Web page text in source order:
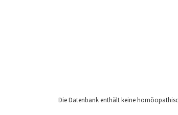
Die Datenbank enthält keine